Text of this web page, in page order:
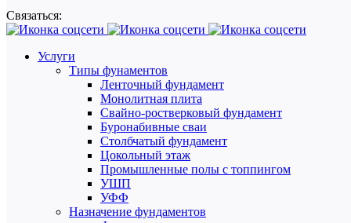
Связаться:
Услуги
Типы фунаментов
Ленточный фундамент
Монолитная плита
Свайно-ростверковый фундамент
Буронабивные сваи
Столбчатый фундамент
Цокольный этаж
Промышленные полы с топпингом
УШП
УФФ
Назначение фундаментов